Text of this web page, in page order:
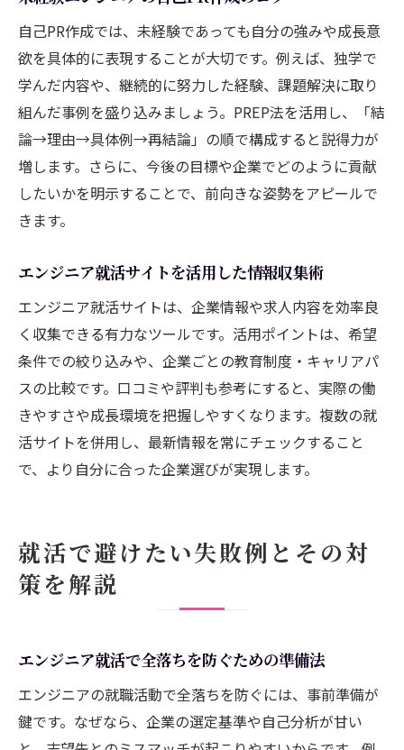
自己PR作成では、未経験であっても自分の強みや成長意
欲を具体的に表現することが大切です。例えば、独学で
学んだ内容や、継続的に努力した経験、課題解決に取り
組んだ事例を盛り込みましょう。PREP法を活用し、「結
論→理由→具体例→再結論」の順で構成すると説得力が
増します。さらに、今後の目標や企業でどのように貢献
したいかを明示することで、前向きな姿勢をアピールで
きます。
エンジニア就活サイトを活用した情報収集術
エンジニア就活サイトは、企業情報や求人内容を効率良
く収集できる有力なツールです。活用ポイントは、希望
条件での絞り込みや、企業ごとの教育制度・キャリアパ
スの比較です。口コミや評判も参考にすると、実際の働
きやすさや成長環境を把握しやすくなります。複数の就
活サイトを併用し、最新情報を常にチェックすること
で、より自分に合った企業選びが実現します。
就活で避けたい失敗例とその対
策を解説
エンジニア就活で全落ちを防ぐための準備法
エンジニアの就職活動で全落ちを防ぐには、事前準備が
鍵です。なぜなら、企業の選定基準や自己分析が甘い